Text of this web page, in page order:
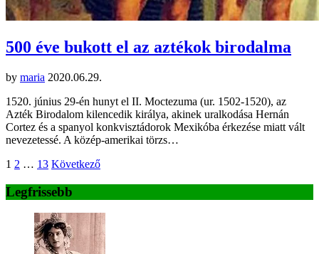
500 éve bukott el az aztékok birodalma
by maria 2020.06.29.
1520. június 29-én hunyt el II. Moctezuma (ur. 1502-1520), az
Azték Birodalom kilencedik királya, akinek uralkodása Hernán
Cortez és a spanyol konkvisztádorok Mexikóba érkezése miatt vált
nevezetessé. A közép-amerikai törzs…
Bejegyzések
lapozása
1 2 … 13 Következő
Legfrissebb